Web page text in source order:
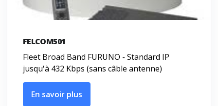
FELCOM501
Fleet Broad Band FURUNO - Standard IP
jusqu'à 432 Kbps (sans câble antenne)
En savoir plus